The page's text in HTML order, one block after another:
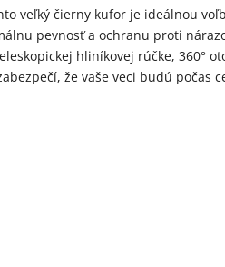
veľký čierny kufor je ideálnou
pevnosť a ochranu proti
hliníkovej rúčke, 360°
že vaše veci budú